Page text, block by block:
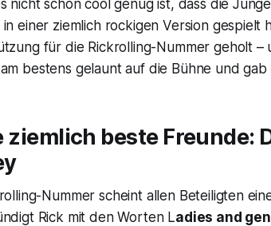
nicht schon cool genug ist, dass die
in einer ziemlich rockigen Version gespielt
für die Rickrolling-Nummer geholt –
bestens gelaunt auf die Bühne und
ziemlich beste Freunde:
Nummer scheint allen Beteiligten
Rick mit den Worten Ladies and